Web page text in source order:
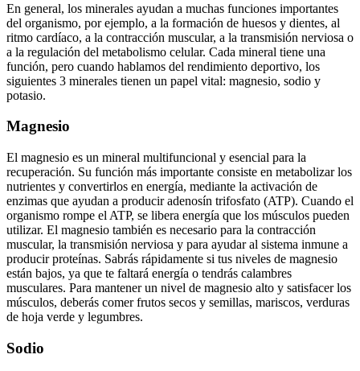
En general, los minerales ayudan a muchas funciones importantes
del organismo, por ejemplo, a la formación de huesos y dientes, al
ritmo cardíaco, a la contracción muscular, a la transmisión nerviosa o
a la regulación del metabolismo celular. Cada mineral tiene una
función, pero cuando hablamos del rendimiento deportivo, los
siguientes 3 minerales tienen un papel vital: magnesio, sodio y
potasio.
Magnesio
El magnesio es un mineral multifuncional y esencial para la
recuperación. Su función más importante consiste en metabolizar los
nutrientes y convertirlos en energía, mediante la activación de
enzimas que ayudan a producir adenosín trifosfato (ATP). Cuando el
organismo rompe el ATP, se libera energía que los músculos pueden
utilizar. El magnesio también es necesario para la contracción
muscular, la transmisión nerviosa y para ayudar al sistema inmune a
producir proteínas. Sabrás rápidamente si tus niveles de magnesio
están bajos, ya que te faltará energía o tendrás calambres
musculares. Para mantener un nivel de magnesio alto y satisfacer los
músculos, deberás comer frutos secos y semillas, mariscos, verduras
de hoja verde y legumbres.
Sodio